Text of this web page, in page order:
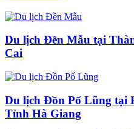
Du lịch Đền Mẫu tại
Cai
Du lịch Đồn Pố Lũng tại
Tỉnh Hà Giang